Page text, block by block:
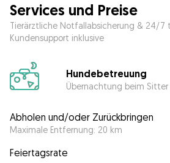
Services und Preise
Tierärztliche Notfallabsicherung & 24/7
Kundensupport inklusive
Hundebetreuung
Übernachtung beim Sitter
Abholen und/oder Zurückbringen
Maximale Entfernung: 20 km
Feiertagsrate